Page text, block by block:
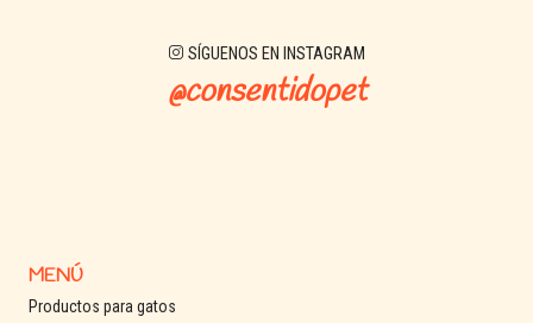
SÍGUENOS EN INSTAGRAM
@consentidopet
MENÚ
Productos para gatos